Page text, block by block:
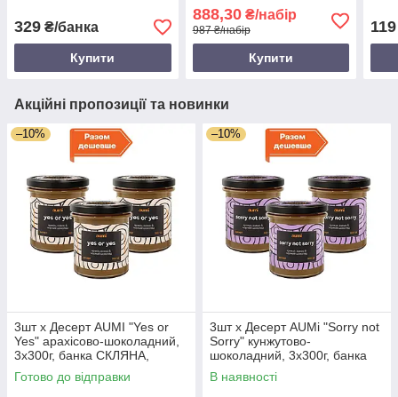
шоколадом AUMI і
кокосом
329 ₴/банка
Купити
паста з шоколадом AUMI і
кокосом
888,30₴/набір
987 ₴/набір
Купити
119
Акційні пропозиції та новинки
–10%
3шт х Десерт AUMI "Yes or
Yes" арахісово-шоколадний,
3х300г, банка СКЛЯНА,
арахісова паста з шоколадом
AUMI і кокосом
Готово до відправки
–10%
3шт х Десерт AUMi "Sorry not
Sorry" кунжутово-
шоколадний, 3х300г, банка
СКЛЯНА, тахіні з чорним
шоколадом
В наявності